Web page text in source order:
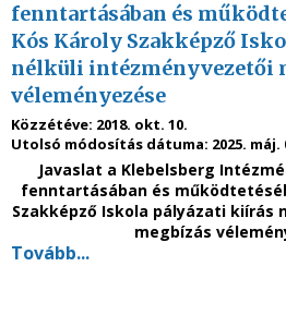
fenntartásában és
Kós Károly Szakképző
nélküli intézményvezetői
véleményezése
Közzétéve: 2018. okt. 10.
Utolsó módosítás dátuma: 2025. máj.
Javaslat a Klebelsberg
fenntartásában és
Szakképző Iskola pályázati kiírás
megbízás
Tovább...